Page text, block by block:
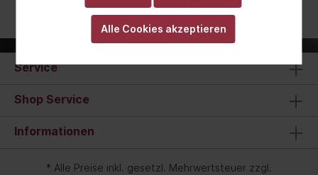
Service
Shop Service
Informationen
* Alle Preise inkl. gesetzl. Mehrwertsteuer zzgl.
Alle Cookies akzeptieren